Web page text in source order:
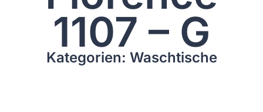
1107 – G
Kategorien: Waschtische